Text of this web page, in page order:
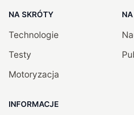
NA SKRÓTY
Technologie
Testy
Motoryzacja
INFORMACJE